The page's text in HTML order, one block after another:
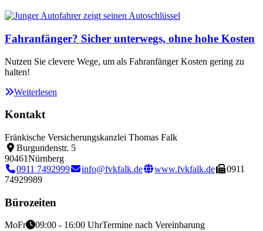
Fahranfänger? Sicher unterwegs, ohne hohe Kosten
Nutzen Sie clevere Wege, um als Fahranfänger Kosten gering zu
halten!
Weiterlesen
Kontakt
Fränkische Versicherungskanzlei Thomas Falk
Burgundenstr. 5
90461Nürnberg
0911 7492999
info@fvkfalk.de www.fvkfalk.de
0911
74929989
Bürozeiten
MoFr 09:00 - 16:00 UhrTermine nach Vereinbarung